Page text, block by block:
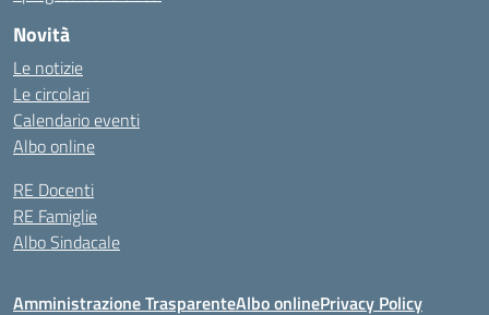
Novità
Le notizie
Le circolari
Calendario eventi
Albo online
RE Docenti
RE Famiglie
Albo Sindacale
Amministrazione TrasparenteAlbo onlinePrivacy Policy